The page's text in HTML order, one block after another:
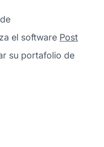
el software Post
su portafolio de